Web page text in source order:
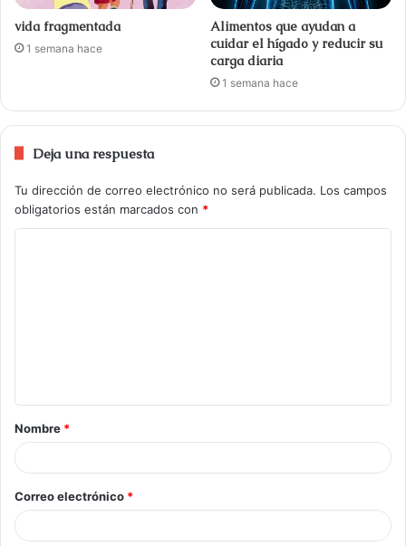
vida fragmentada
1 semana hace
Alimentos que ayudan a
cuidar el hígado y reducir su
carga diaria
1 semana hace
Deja una respuesta
Tu dirección de correo electrónico no será publicada. Los campos
obligatorios están marcados con *
Nombre *
Correo electrónico *